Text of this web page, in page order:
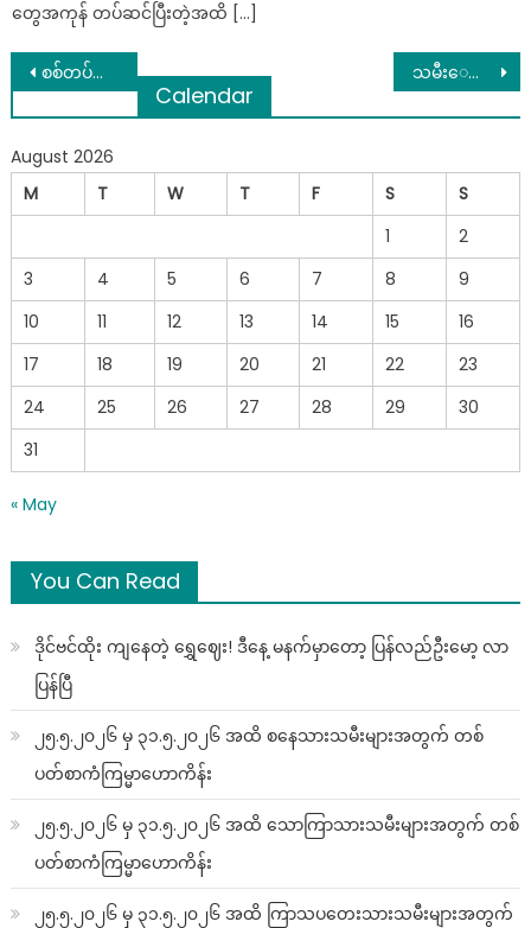
တွေအကုန် တပ်ဆင်ပြီးတဲ့အထိ […]
Post
navigation
စစ်တပ်ထောက်ခံသူ Myanmar Idol အဆိုတော် ဇင်ကြီး တေနတ်နဲ့ ပစ်ခတ်ခံရ၊ ဒဏ်ရာပြင်းထန်တယ်လို့ပြော သမီးေတာ္ရဲ႕ ေရႊရင္ထြားထြာားႀကီးကို ကိုင္ခ်င္လြန္းတဲ့ ေဌးေအာင္ ကိုင္ခြင့္ရသြားေသာအခါ…
Calendar
August 2026
M
T W T F S
S
1
2
3
4 5 6 7 8
9
10
11 12 13 14 15
16
17
18 19 20 21 22
23
24
25 26 27 28 29
30
31
« May
You Can Read
ဒိုင်ဗင်ထိုး ကျနေတဲ့ ရွှေဈေး! ဒီနေ့ မနက်မှာတော့ ပြန်လည်ဦးမော့ လာ
ပြန်ပြီ
၂၅.၅.၂၀၂၆ မှ ၃၁.၅.၂၀၂၆ အထိ စနေသားသမီးများအတွက် တစ်
ပတ်စာကံကြမ္မာဟောကိန်း
၂၅.၅.၂၀၂၆ မှ ၃၁.၅.၂၀၂၆ အထိ သောကြာသားသမီးများအတွက် တစ်
ပတ်စာကံကြမ္မာဟောကိန်း
၂၅.၅.၂၀၂၆ မှ ၃၁.၅.၂၀၂၆ အထိ ကြာသပတေးသားသမီးများအတွက်